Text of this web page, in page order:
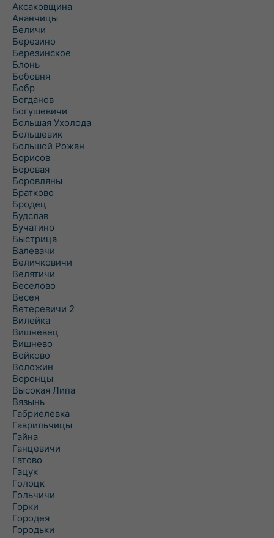
Аксаковщина
Ананчицы
Беличи
Березино
Березинское
Блонь
Бобовня
Бобр
Богданов
Богушевичи
Большая Ухолода
Большевик
Большой Рожан
Борисов
Боровая
Боровляны
Братково
Бродец
Будслав
Бучатино
Быстрица
Валевачи
Величковичи
Велятичи
Веселово
Весея
Ветеревичи 2
Вилейка
Вишневец
Вишнево
Войково
Воложин
Воронцы
Высокая Липа
Вязынь
Габриелевка
Гаврильчицы
Гайна
Ганцевичи
Гатово
Гацук
Голоцк
Гольчичи
Горки
Городея
Городьки